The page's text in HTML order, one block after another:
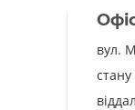
вул.